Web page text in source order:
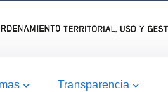
Transparencia